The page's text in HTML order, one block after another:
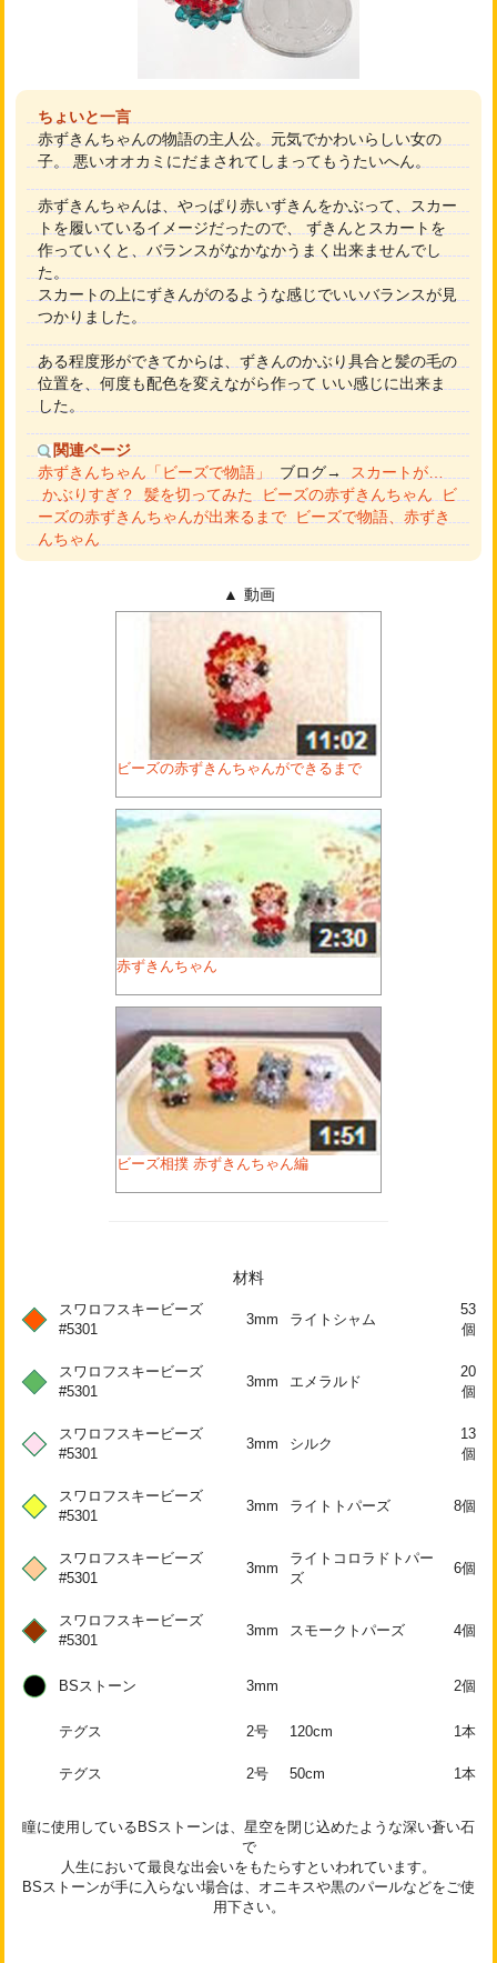
ちょいと一言
赤ずきんちゃんの物語の主人公。元気でかわいらしい女の
子。 悪いオオカミにだまされてしまってもうたいへん。
赤ずきんちゃんは、やっぱり赤いずきんをかぶって、スカー
トを履いているイメージだったので、 ずきんとスカートを
作っていくと、バランスがなかなかうまく出来ませんでし
た。
スカートの上にずきんがのるような感じでいいバランスが見
つかりました。
ある程度形ができてからは、ずきんのかぶり具合と髪の毛の
位置を、何度も配色を変えながら作って いい感じに出来ま
した。
関連ページ
赤ずきんちゃん「ビーズで物語」
ブログ→
スカートが…
かぶりすぎ？
髪を切ってみた ビーズの赤ずきんちゃん
ビ
ーズの赤ずきんちゃんが出来るまで
ビーズで物語、赤ずき
んちゃん
動画
ビーズの赤ずきんちゃんができるまで
赤ずきんちゃん
ビーズ相撲 赤ずきんちゃん編
材料
スワロフスキービーズ
#5301
3mm ライトシャム
53
個
スワロフスキービーズ
#5301
3mm エメラルド
20
個
スワロフスキービーズ
#5301
3mm シルク
13
個
スワロフスキービーズ
#5301
3mm ライトトパーズ 8個
スワロフスキービーズ
#5301
3mm
ライトコロラドトパー
ズ
6個
スワロフスキービーズ
#5301
3mm スモークトパーズ 4個
BSストーン 3mm 2個
テグス 2号 120cm 1本
テグス 2号 50cm 1本
瞳に使用しているBSストーンは、星空を閉じ込めたような深い蒼い石
で
人生において最良な出会いをもたらすといわれています。
BSストーンが手に入らない場合は、オニキスや黒のパールなどをご使
用下さい。